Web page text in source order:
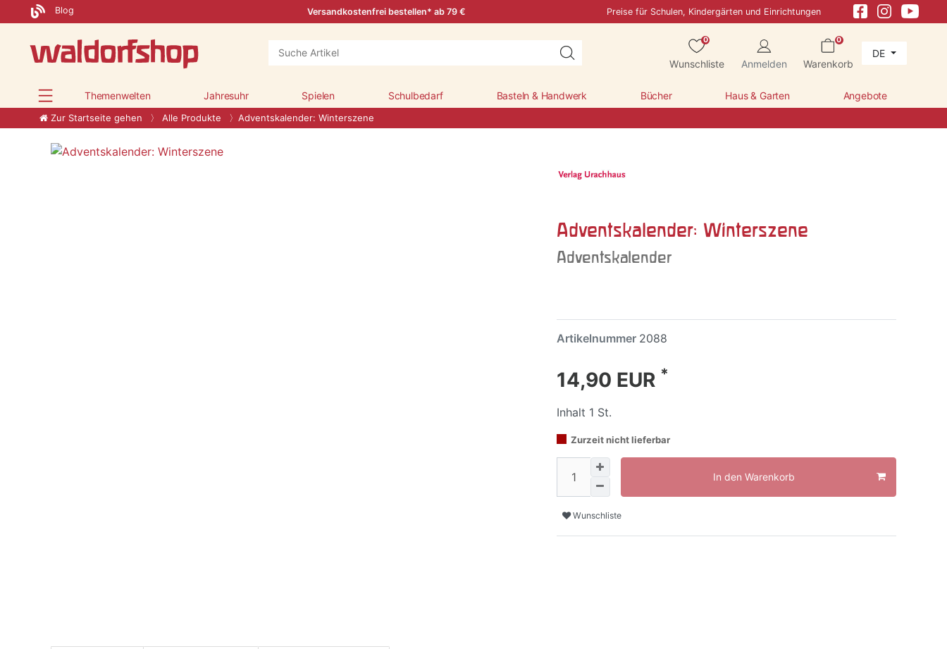
Blog Versandkostenfrei bestellen* ab 79 € Preise für Schulen, Kindergärten und Einrichtungen
0
Wunschliste Anmelden
0
Warenkorb
DE
Themenwelten Jahresuhr Spielen Schulbedarf Basteln & Handwerk Bücher Haus & Garten Angebote
Zur Startseite gehen Alle Produkte Adventskalender: Winterszene
Adventskalender: Winterszene
Adventskalender
Artikelnummer 2088
14,90 EUR *
Inhalt 1 St.
Zurzeit nicht lieferbar
In den Warenkorb
Wunschliste